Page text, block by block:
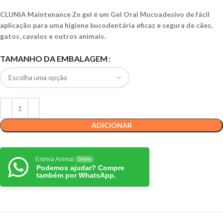
CLUNIA Maintenance Zn gel é um Gel Oral Mucoadesivo de fácil
aplicação para uma higiene bucodentária eficaz e segura de cães,
gatos, cavalos e outros animais.
TAMANHO DA EMBALAGEM
ADICIONAR
Estrela Animal Online
Podemos ajudar? Compre
também por WhatsApp.